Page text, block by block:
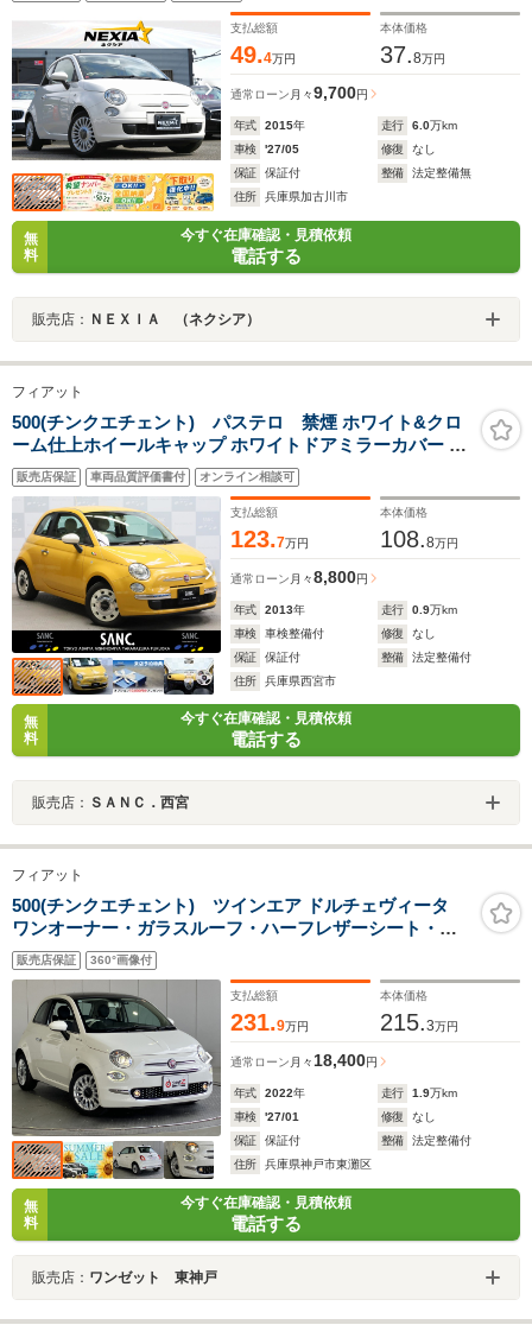
支払総額
49.4万円
本体価格
37.8万円
通常ローン 月々9,700円
年式 2015年 走行 6.0万km
車検
'27/05 修復
なし
保証
保証付 整備
法定整備無
住所
兵庫県加古川市
無
料
今すぐ在庫確認・見積依頼
電話する
販売店： ＮＥＸＩＡ （ネクシア）
フィアット
500(チンクエチェント) パステロ 禁煙 ホワイト&クロ
ーム仕上ホイールキャップ ホワイトドアミラーカバー エ
クステリアクロームモール ボディ同色シフトノブ ボディ
同色インパネ 2トーンシート キーレスエントリー
販売店保証 車両品質評価書付 オンライン相談可
支払総額
123.7万円
本体価格
108.8万円
通常ローン 月々8,800円
年式 2013年 走行 0.9万km
車検
車検整備付 修復
なし
保証
保証付 整備
法定整備付
住所
兵庫県西宮市
無
料
今すぐ在庫確認・見積依頼
電話する
販売店： ＳＡＮＣ．西宮
フィアット
500(チンクエチェント) ツインエア ドルチェヴィータ
ワンオーナー・ガラスルーフ・ハーフレザーシート・デ
ィスプレイオーディオ・コーナーセンサー・HIDライト・
USB端子・ドライブレコーダー前後・14インチAW・本革
巻ハンドル・900ccターボエンジン・
販売店保証 360°画像付
支払総額
231.9万円
本体価格
215.3万円
通常ローン 月々18,400円
年式 2022年 走行 1.9万km
車検
'27/01 修復
なし
保証
保証付 整備
法定整備付
住所
兵庫県神戸市東灘区
無
料
今すぐ在庫確認・見積依頼
電話する
販売店： ワンゼット 東神戸